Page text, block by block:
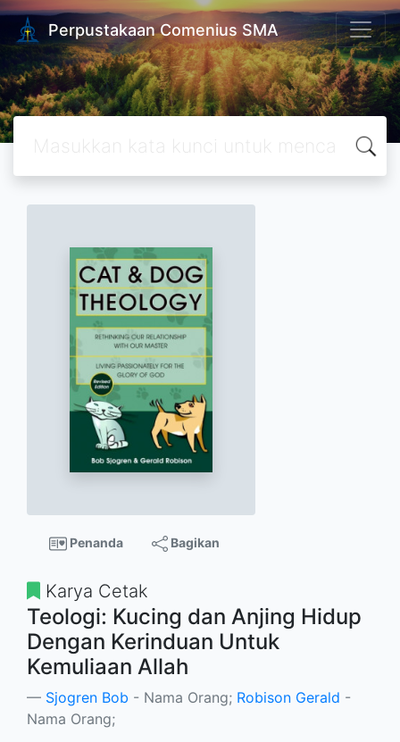
Perpustakaan Comenius SMA
Penanda Bagikan
Karya Cetak
Teologi: Kucing dan Anjing Hidup
Dengan Kerinduan Untuk
Kemuliaan Allah
Sjogren Bob - Nama Orang; Robison Gerald -
Nama Orang;